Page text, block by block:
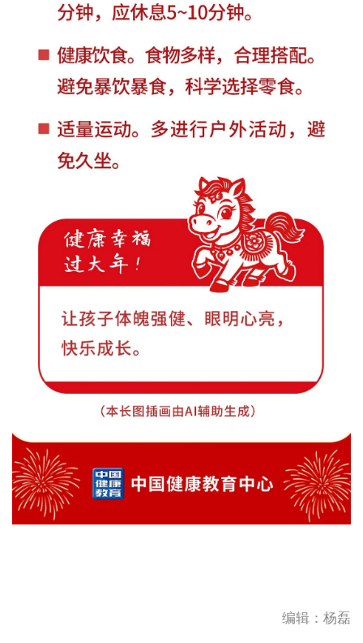
编辑：杨磊